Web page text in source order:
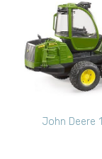
John Deere